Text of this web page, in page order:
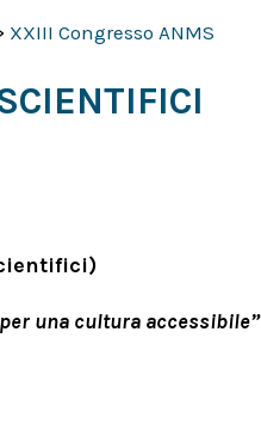
XXIII Congresso ANMS
una cultura accessibile”